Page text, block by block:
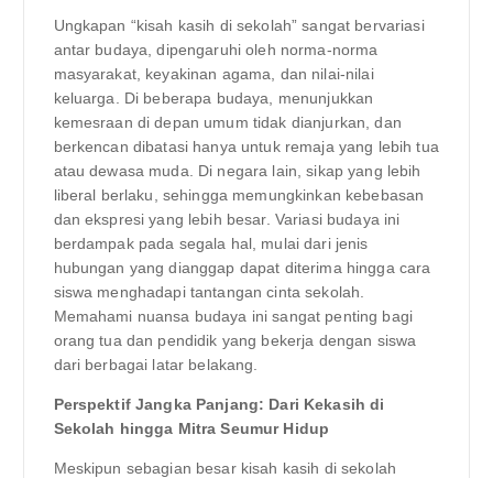
Ungkapan “kisah kasih di sekolah” sangat bervariasi
antar budaya, dipengaruhi oleh norma-norma
masyarakat, keyakinan agama, dan nilai-nilai
keluarga. Di beberapa budaya, menunjukkan
kemesraan di depan umum tidak dianjurkan, dan
berkencan dibatasi hanya untuk remaja yang lebih tua
atau dewasa muda. Di negara lain, sikap yang lebih
liberal berlaku, sehingga memungkinkan kebebasan
dan ekspresi yang lebih besar. Variasi budaya ini
berdampak pada segala hal, mulai dari jenis
hubungan yang dianggap dapat diterima hingga cara
siswa menghadapi tantangan cinta sekolah.
Memahami nuansa budaya ini sangat penting bagi
orang tua dan pendidik yang bekerja dengan siswa
dari berbagai latar belakang.
Perspektif Jangka Panjang: Dari Kekasih di
Sekolah hingga Mitra Seumur Hidup
Meskipun sebagian besar kisah kasih di sekolah